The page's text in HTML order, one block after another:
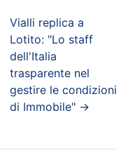
Vialli replica a
Lotito: "Lo staff
dell'Italia
trasparente nel
gestire le condizioni
di Immobile" →